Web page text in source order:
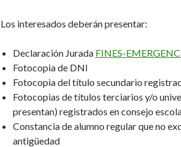
Los interesados deberán presentar:
Declaración Jurada FINES-
Fotocopia de DNI
Fotocopia del título secundario
Fotocopias de títulos terciarios y/o
presentan) registrados en consejo
Constancia de alumno regular que no
antigüedad